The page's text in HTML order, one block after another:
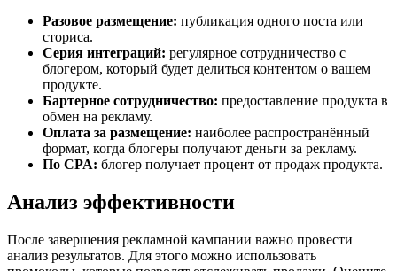
Разовое размещение: публикация одного поста или
сториса.
Серия интеграций: регулярное сотрудничество с
блогером, который будет делиться контентом о вашем
продукте.
Бартерное сотрудничество: предоставление продукта в
обмен на рекламу.
Оплата за размещение: наиболее распространённый
формат, когда блогеры получают деньги за рекламу.
По CPA: блогер получает процент от продаж продукта.
Анализ эффективности
После завершения рекламной кампании важно провести
анализ результатов. Для этого можно использовать